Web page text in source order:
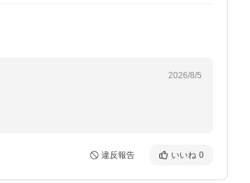
2026/8/5
違反報告 いいね 0